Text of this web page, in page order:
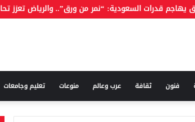
فنون ثقافة عرب وعالم منوعات تعليم وجامعات